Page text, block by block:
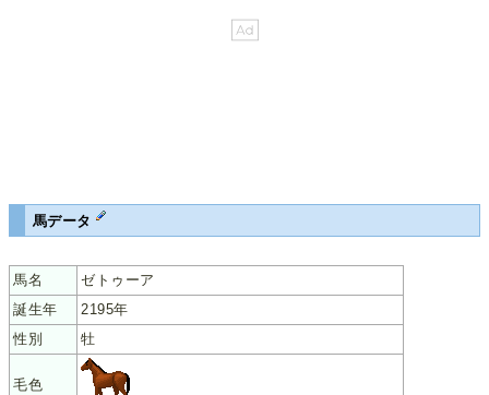
馬データ
馬名
ゼトゥーア
誕生年
2195年
性別
牡
毛色